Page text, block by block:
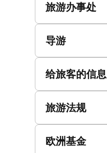
旅游办事处
导游
给旅客的信息
旅游法规
欧洲基金